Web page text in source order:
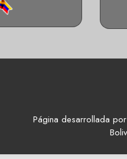
Página desarrollada